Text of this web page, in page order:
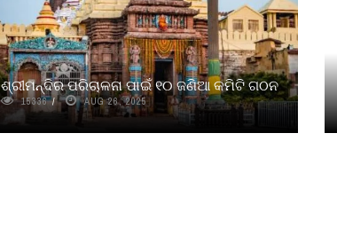
ଶ୍ରୀମନ୍ଦିର ପରିଚାଳନା ପାଇଁ ୧୦ ଜଣିଆ କମିଟି ଗଠନ
15336 AUG 26, 2025